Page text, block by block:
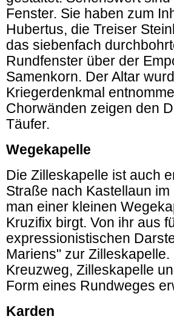
Fenster. Sie haben zum
Hubertus, die Treiser
das siebenfach
Rundfenster über der
Samenkorn. Der Altar
Kriegerdenkmal
Chorwänden zeigen den
Täufer.
Wegekapelle
Die Zilleskapelle ist auch
Straße nach Kastellaun
man einer kleinen
Kruzifix birgt. Von ihr aus
expressionistischen
Mariens" zur Zilleskapelle.
Kreuzweg, Zilleskapelle
Form eines Rundweges
Karden